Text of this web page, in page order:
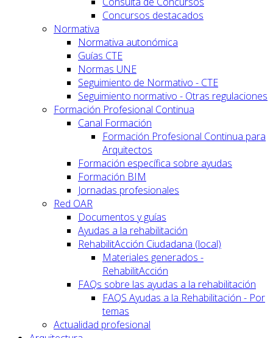
Concursos destacados
Normativa
Normativa autonómica
Guías CTE
Normas UNE
Seguimiento de Normativo - CTE
Seguimiento normativo - Otras regulaciones
Formación Profesional Continua
Canal Formación
Formación Profesional Continua para
Arquitectos
Formación específica sobre ayudas
Formación BIM
Jornadas profesionales
Red OAR
Documentos y guías
Ayudas a la rehabilitación
RehabilitAcción Ciudadana (local)
Materiales generados -
RehabilitAcción
FAQs sobre las ayudas a la rehabilitación
FAQS Ayudas a la Rehabilitación - Por
temas
Actualidad profesional